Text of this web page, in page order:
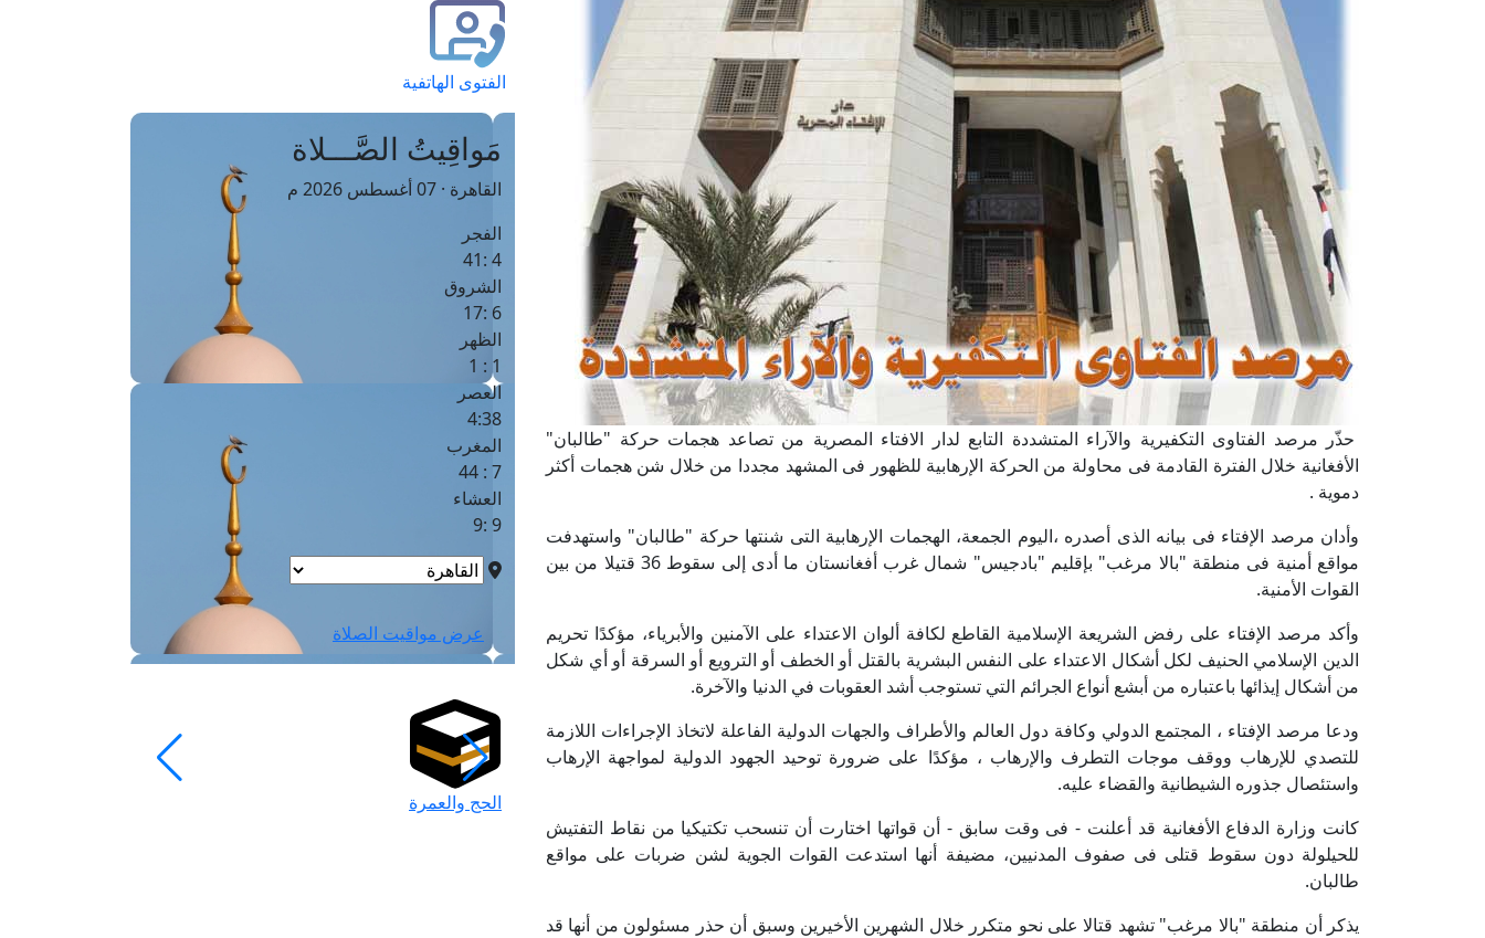
حذّر مرصد الفتاوى التكفيرية والآراء المتشددة التابع لدار الافتاء المصرية من تصاعد هجمات حركة "طالبان"
الأفغانية خلال الفترة القادمة فى محاولة من الحركة الإرهابية للظهور فى المشهد مجددا من خلال شن هجمات أكثر
دموية .
وأدان مرصد الإفتاء فى بيانه الذى أصدره ،اليوم الجمعة، الهجمات الإرهابية التى شنتها حركة "طالبان" واستهدفت
مواقع أمنية فى منطقة "بالا مرغب" بإقليم "بادجيس" شمال غرب أفغانستان ما أدى إلى سقوط 36 قتيلا من بين
القوات الأمنية.
وأكد مرصد الإفتاء على رفض الشريعة الإسلامية القاطع لكافة ألوان الاعتداء على الآمنين والأبرياء، مؤكدًا تحريم
الدين الإسلامي الحنيف لكل أشكال الاعتداء على النفس البشرية بالقتل أو الخطف أو الترويع أو السرقة أو أي شكل
من أشكال إيذائها باعتباره من أبشع أنواع الجرائم التي تستوجب أشد العقوبات في الدنيا والآخرة.
ودعا مرصد الإفتاء ، المجتمع الدولي وكافة دول العالم والأطراف والجهات الدولية الفاعلة لاتخاذ الإجراءات اللازمة
للتصدي للإرهاب ووقف موجات التطرف والإرهاب ، مؤكدًا على ضرورة توحيد الجهود الدولية لمواجهة الإرهاب
واستئصال جذوره الشيطانية والقضاء عليه.
كانت وزارة الدفاع الأفغانية قد أعلنت - فى وقت سابق - أن قواتها اختارت أن تنسحب تكتيكيا من نقاط التفتيش
للحيلولة دون سقوط قتلى فى صفوف المدنيين، مضيفة أنها استدعت القوات الجوية لشن ضربات على مواقع
طالبان.
يذكر أن منطقة "بالا مرغب" تشهد قتالا على نحو متكرر خلال الشهرين الأخيرين وسبق أن حذر مسئولون من أنها قد
الفتوى الهاتفية
مَواقِيتُ الصَّـــلاة
القاهرة · 07 أغسطس 2026 م
الفجر
4 :41
الشروق
6 :17
الظهر
1 : 1
العصر
4:38
المغرب
7 : 44
العشاء
9 :9
عرض مواقيت الصلاة
الحج والعمرة